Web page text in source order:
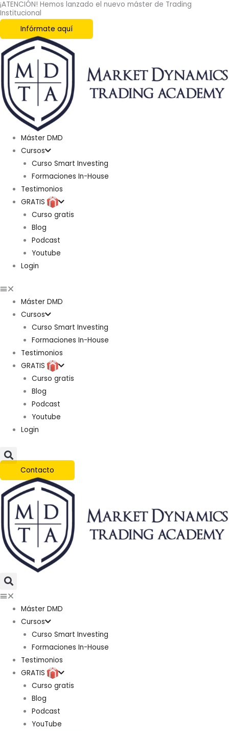
Ir
al
contenido
¡ATENCIÓN! Hemos lanzado el nuevo máster de Trading
Institucional
Infórmate aquí
Máster DMD
Cursos
Curso Smart Investing
Formaciones In-House
Testimonios
GRATIS
Curso gratis
Blog
Podcast
Youtube
Login
Máster DMD
Cursos
Curso Smart Investing
Formaciones In-House
Testimonios
GRATIS
Curso gratis
Blog
Podcast
Youtube
Login
Contacto
Máster DMD
Cursos
Curso Smart Investing
Formaciones In-House
Testimonios
GRATIS
Curso gratis
Blog
Podcast
YouTube